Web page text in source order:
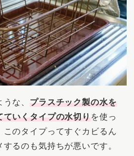
うな、プラスチック製の水を
ていくタイプの水切りを使っ
このタイプってすぐカビるん
るのも気持ちが悪いです。